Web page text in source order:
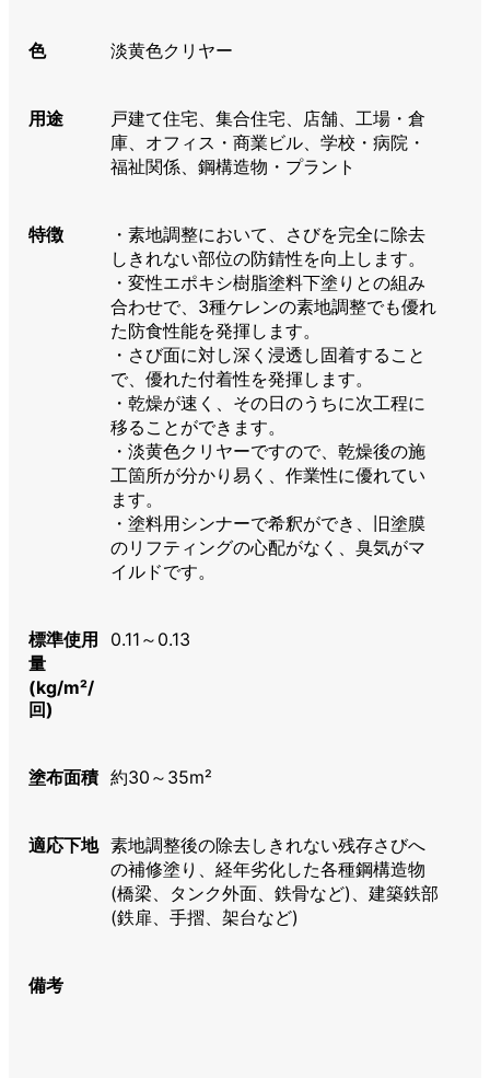
色 淡黄色クリヤー
用途
戸建て住宅、集合住宅、店舗、工場・倉
庫、オフィス・商業ビル、学校・病院・
福祉関係、鋼構造物・プラント
特徴
・素地調整において、さびを完全に除去
しきれない部位の防錆性を向上します。
・変性エポキシ樹脂塗料下塗りとの組み
合わせで、3種ケレンの素地調整でも優れ
た防食性能を発揮します。
・さび面に対し深く浸透し固着すること
で、優れた付着性を発揮します。
・乾燥が速く、その日のうちに次工程に
移ることができます。
・淡黄色クリヤーですので、乾燥後の施
工箇所が分かり易く、作業性に優れてい
ます。
・塗料用シンナーで希釈ができ、旧塗膜
のリフティングの心配がなく、臭気がマ
イルドです。
標準使用
量
(kg/m²/
回)
0.11～0.13
塗布面積 約30～35m²
適応下地 素地調整後の除去しきれない残存さびへ
の補修塗り、経年劣化した各種鋼構造物
(橋梁、タンク外面、鉄骨など)、建築鉄部
(鉄扉、手摺、架台など)
備考